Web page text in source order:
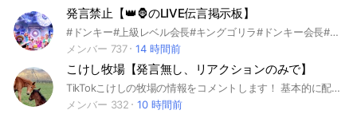
発言禁止【👑🦍のLIVE伝言掲示板】
#ドンキー#上級レベル会長#キングゴリラ#ドンキー会長#ライバー#伝言掲示板
メンバー 737
14 時間前
こけし牧場【発言無し、リアクションのみで】
TikTokこけしの牧場の情報をコメントします！ 基本的に配信する時の告知をわたしが書き込みます！ なので申し訳ないのですが通知が乱発しないようにメンバーの発言はしないようにリアクションのみでお願いします！ これからもTikTokこけしをよろしくお願いします(о´∀`о)
メンバー 332
10 時間前